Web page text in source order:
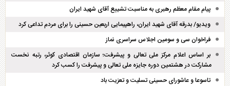
پیام مقام معظم رهبری به مناسبت تشییع آقای شهید ایران
ویدیو/ بدرقه آقای شهید ایران، راهپیمایی اربعین حسینی را برای مردم تداعی کرد
فراخوان سی و سومین اجلاس سراسری نماز
بر اساس اعلام مرکز ملی تعالی و پیشرفت؛ سازمان اقتصادی کوثر، رتبه نخست
مشارکت در هشتمین دوره جایزه ملی تعالی و پیشرفت را کسب کرد
تاسوعا و عاشورای حسینی تسلیت و تعزیت باد